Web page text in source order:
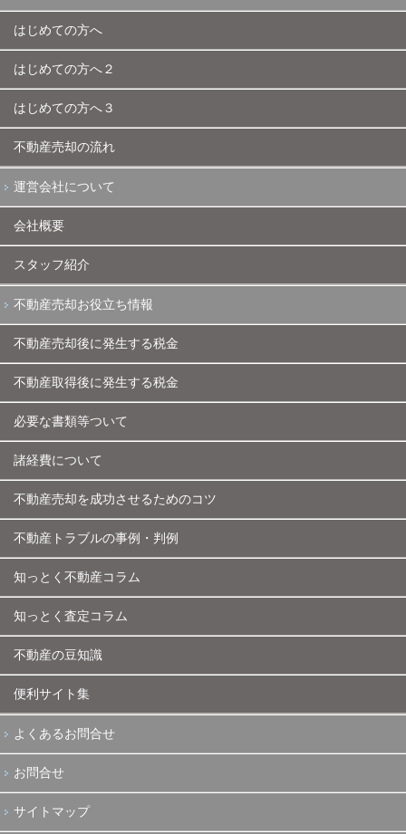
はじめての方へ
はじめての方へ２
はじめての方へ３
不動産売却の流れ
運営会社について
会社概要
スタッフ紹介
不動産売却お役立ち情報
不動産売却後に発生する税金
不動産取得後に発生する税金
必要な書類等ついて
諸経費について
不動産売却を成功させるためのコツ
不動産トラブルの事例・判例
知っとく不動産コラム
知っとく査定コラム
不動産の豆知識
便利サイト集
よくあるお問合せ
お問合せ
サイトマップ